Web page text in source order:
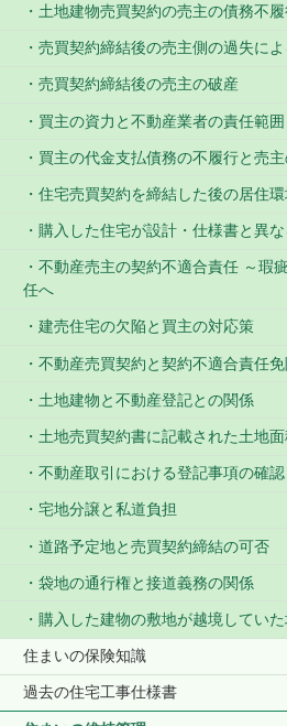
土地建物売買契約の売主の債務不
売買契約締結後の売主側の過失に
売買契約締結後の売主の破産
買主の資力と不動産業者の責任範囲
買主の代金支払債務の不履行と売
住宅売買契約を締結した後の居住
購入した住宅が設計・仕様書と異
不動産売主の契約不適合責任 ～瑕
任へ
建売住宅の欠陥と買主の対応策
不動産売買契約と契約不適合責任
土地建物と不動産登記との関係
土地売買契約書に記載された土地
不動産取引における登記事項の確認
宅地分譲と私道負担
道路予定地と売買契約締結の可否
袋地の通行権と接道義務の関係
購入した建物の敷地が越境してい
住まいの保険知識
過去の住宅工事仕様書